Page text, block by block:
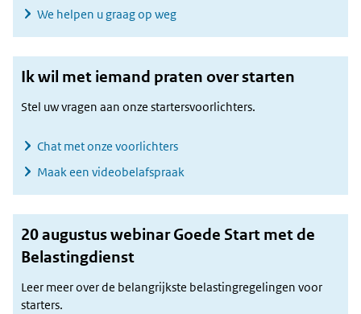
We helpen u graag op weg
Ik wil met iemand praten over starten
Stel uw vragen aan onze startersvoorlichters.
Chat met onze voorlichters
Maak een videobelafspraak
20 augustus webinar Goede Start met de
Belastingdienst
Leer meer over de belangrijkste belastingregelingen voor
starters.